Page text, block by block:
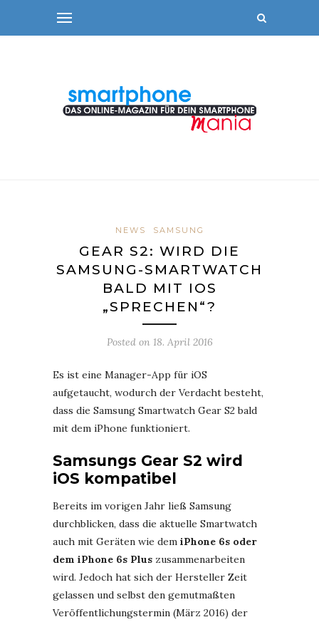
NEWS SAMSUNG
GEAR S2: WIRD DIE
SAMSUNG-SMARTWATCH
BALD MIT IOS
„SPRECHEN“?
Posted on 18. April 2016
Es ist eine Manager-App für iOS
aufgetaucht, wodurch der Verdacht besteht,
dass die Samsung Smartwatch Gear S2 bald
mit dem iPhone funktioniert.
Samsungs Gear S2 wird
iOS kompatibel
Bereits im vorigen Jahr ließ Samsung
durchblicken, dass die aktuelle Smartwatch
auch mit Geräten wie dem iPhone 6s oder
dem iPhone 6s Plus zusammenarbeiten
wird. Jedoch hat sich der Hersteller Zeit
gelassen und selbst den gemutmaßten
Veröffentlichungstermin (März 2016) der